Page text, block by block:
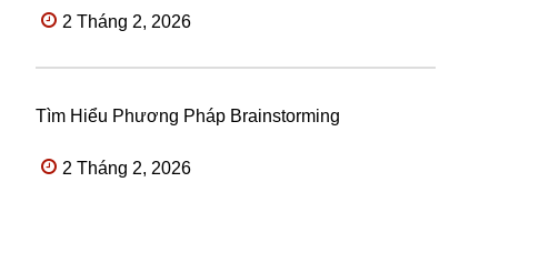
2 Tháng 2, 2026
Tìm Hiểu Phương Pháp Brainstorming
2 Tháng 2, 2026